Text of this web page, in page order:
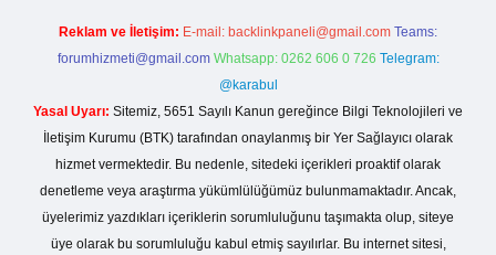
Reklam ve İletişim: E-mail: backlinkpaneli@gmail.com Teams:
forumhizmeti@gmail.com Whatsapp: 0262 606 0 726 Telegram:
@karabul
Yasal Uyarı: Sitemiz, 5651 Sayılı Kanun gereğince Bilgi Teknolojileri ve
İletişim Kurumu (BTK) tarafından onaylanmış bir Yer Sağlayıcı olarak
hizmet vermektedir. Bu nedenle, sitedeki içerikleri proaktif olarak
denetleme veya araştırma yükümlülüğümüz bulunmamaktadır. Ancak,
üyelerimiz yazdıkları içeriklerin sorumluluğunu taşımakta olup, siteye
üye olarak bu sorumluluğu kabul etmiş sayılırlar. Bu internet sitesi,